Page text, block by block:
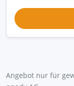
Angebot nur für